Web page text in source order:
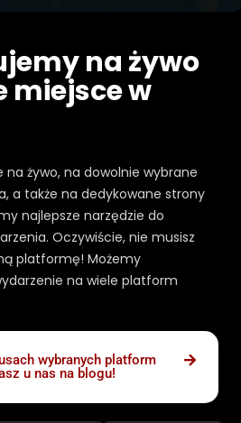
na żywo
miejsce w
na żywo, na dowolnie wybrane
a także na dedykowane strony
najlepsze narzędzie do
Oczywiście, nie musisz
platformę! Możemy
na wiele platform
wybranych platform
u nas na blogu!